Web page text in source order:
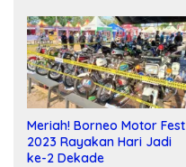
Meriah! Borneo Motor Fest
2023 Rayakan Hari Jadi
ke-2 Dekade